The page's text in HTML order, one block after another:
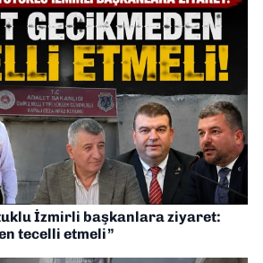
İzmirli başkanlara ziyaret:
tecelli etmeli”